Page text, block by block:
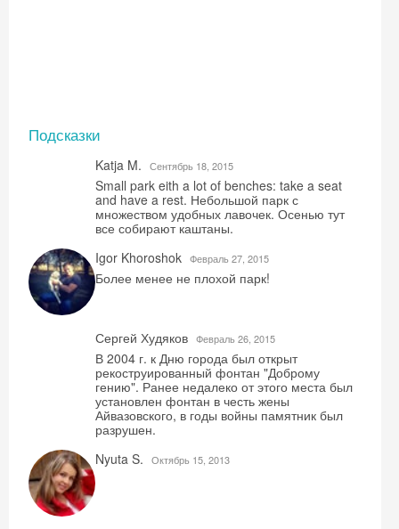
Подсказки
Katja M. Сентябрь 18, 2015
Small park eith a lot of benches: take a seat
and have a rest. Небольшой парк с
множеством удобных лавочек. Осенью тут
все собирают каштаны.
Igor Khoroshok Февраль 27, 2015
Более менее не плохой парк!
Сергей Худяков Февраль 26, 2015
В 2004 г. к Дню города был открыт
рекоструированный фонтан "Доброму
гению". Ранее недалеко от этого места был
установлен фонтан в честь жены
Айвазовского, в годы войны памятник был
разрушен.
Nyuta S.
Октябрь 15, 2013